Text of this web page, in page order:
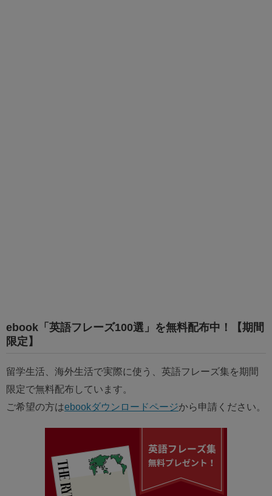
ebook「英語フレーズ100選」を無料配布中！【期間
限定】
留学生活、海外生活で実際に使う、英語フレーズ集を期間
限定で無料配布しています。
ご希望の方はebookダウンロードページから申請ください。